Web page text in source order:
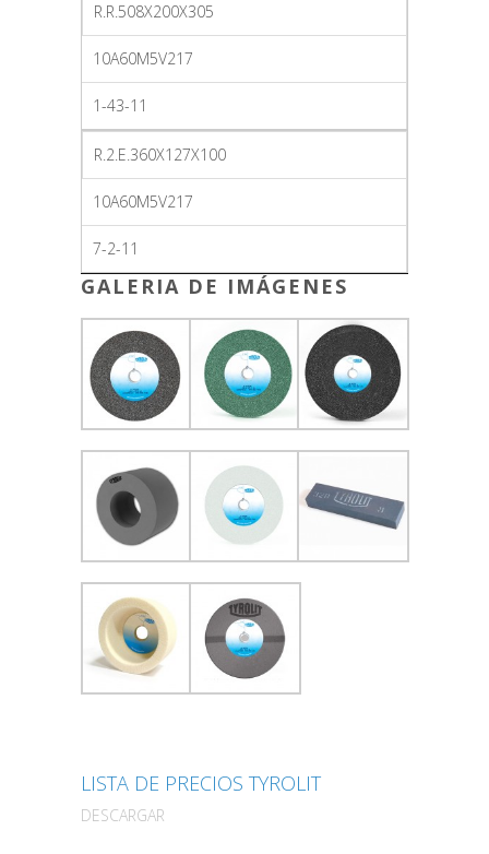
R.R.508X200X305
10A60M5V217
1-43-11
R.2.E.360X127X100
10A60M5V217
7-2-11
GALERIA DE IMÁGENES
LISTA DE PRECIOS TYROLIT
DESCARGAR